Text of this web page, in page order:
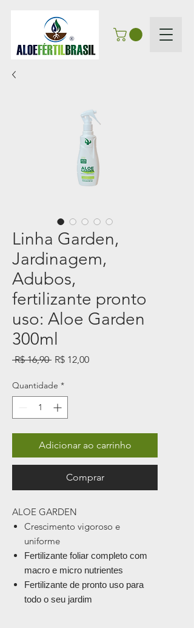
Linha Garden,
Jardinagem,
Adubos,
fertilizante pronto
uso: Aloe Garden
300ml
R$ 16,90 Preço
R$ 12,00Preço
Quantidade *
Adicionar ao carrinho
Comprar
ALOE GARDEN
Crescimento vigoroso e
uniforme
Fertilizante foliar completo com
macro e micro nutrientes
Fertilizante de pronto uso para
todo o seu jardim